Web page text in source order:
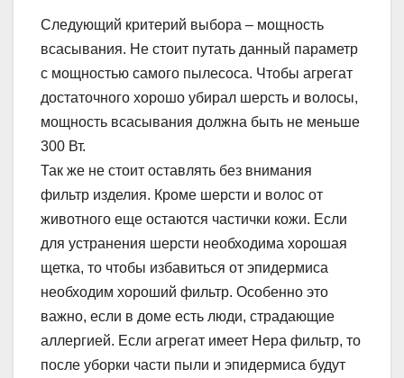
Следующий критерий выбора – мощность
всасывания. Не стоит путать данный параметр
с мощностью самого пылесоса. Чтобы агрегат
достаточного хорошо убирал шерсть и волосы,
мощность всасывания должна быть не меньше
300 Вт.
Так же не стоит оставлять без внимания
фильтр изделия. Кроме шерсти и волос от
животного еще остаются частички кожи. Если
для устранения шерсти необходима хорошая
щетка, то чтобы избавиться от эпидермиса
необходим хороший фильтр. Особенно это
важно, если в доме есть люди, страдающие
аллергией. Если агрегат имеет Нера фильтр, то
после уборки части пыли и эпидермиса будут